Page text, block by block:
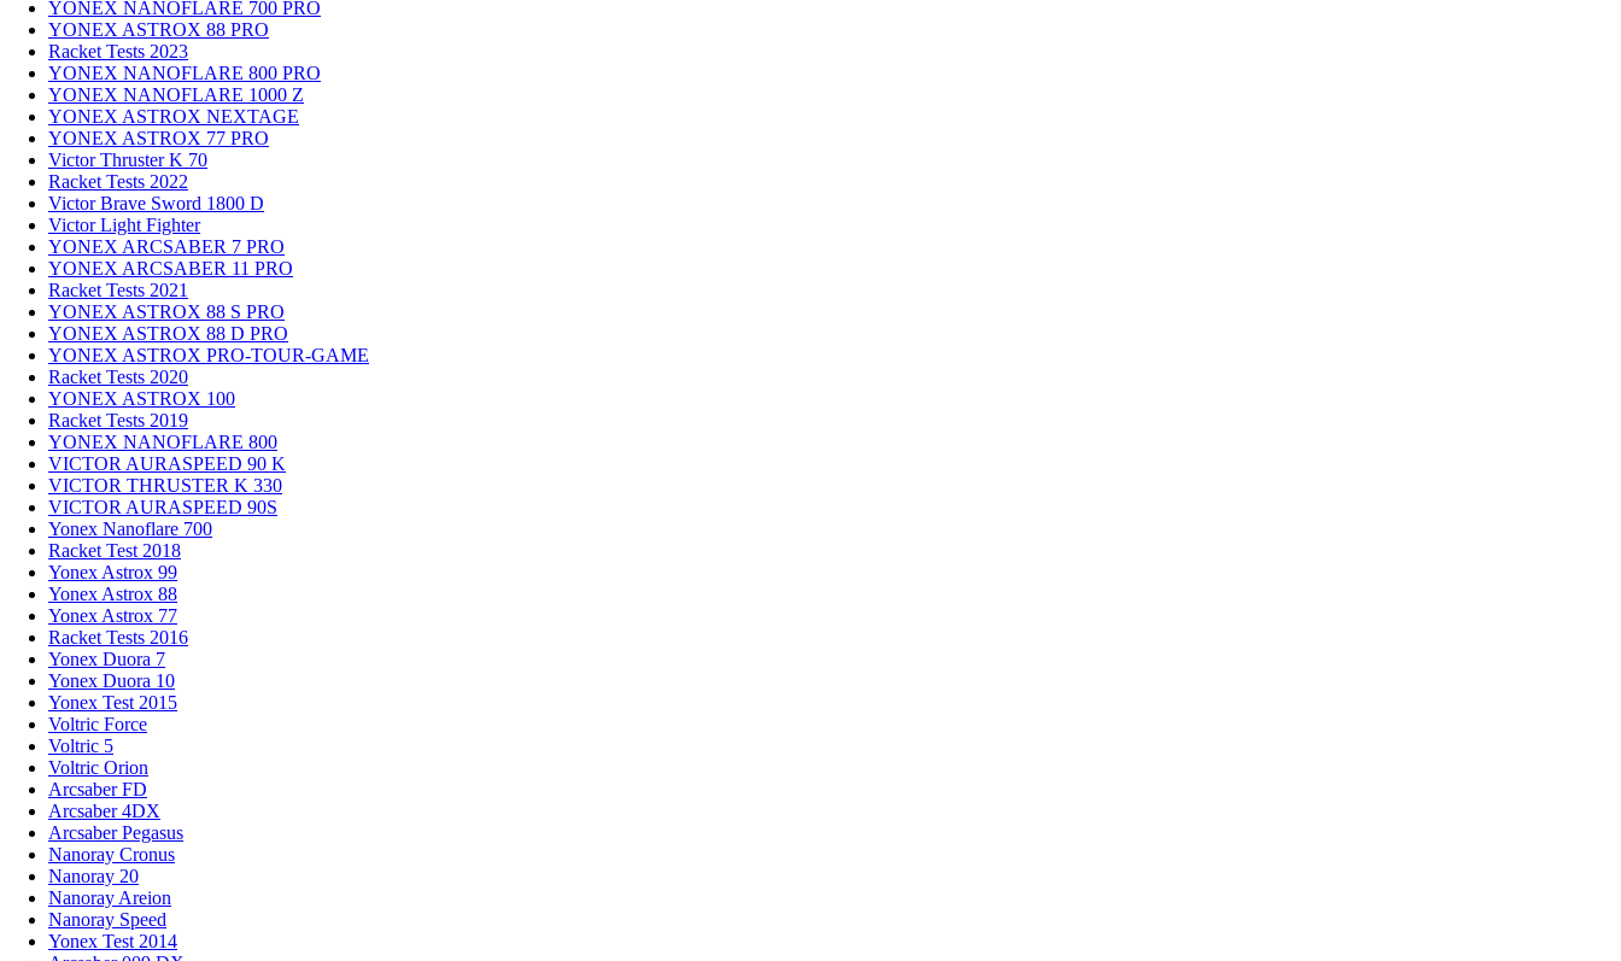
YONEX NANOFLARE 700 PRO
YONEX ASTROX 88 PRO
Racket Tests 2023
YONEX NANOFLARE 800 PRO
YONEX NANOFLARE 1000 Z
YONEX ASTROX NEXTAGE
YONEX ASTROX 77 PRO
Victor Thruster K 70
Racket Tests 2022
Victor Brave Sword 1800 D
Victor Light Fighter
YONEX ARCSABER 7 PRO
YONEX ARCSABER 11 PRO
Racket Tests 2021
YONEX ASTROX 88 S PRO
YONEX ASTROX 88 D PRO
YONEX ASTROX PRO-TOUR-GAME
Racket Tests 2020
YONEX ASTROX 100
Racket Tests 2019
YONEX NANOFLARE 800
VICTOR AURASPEED 90 K
VICTOR THRUSTER K 330
VICTOR AURASPEED 90S
Yonex Nanoflare 700
Racket Test 2018
Yonex Astrox 99
Yonex Astrox 88
Yonex Astrox 77
Racket Tests 2016
Yonex Duora 7
Yonex Duora 10
Yonex Test 2015
Voltric Force
Voltric 5
Voltric Orion
Arcsaber FD
Arcsaber 4DX
Arcsaber Pegasus
Nanoray Cronus
Nanoray 20
Nanoray Areion
Nanoray Speed
Yonex Test 2014